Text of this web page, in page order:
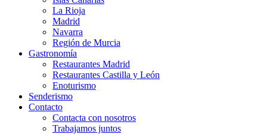
La Rioja
Madrid
Navarra
Región de Murcia
Gastronomía
Restaurantes Madrid
Restaurantes Castilla y León
Enoturismo
Senderismo
Contacto
Contacta con nosotros
Trabajamos juntos